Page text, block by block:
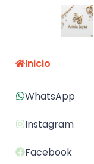
Inicio
WhatsApp
Instagram
Facebook